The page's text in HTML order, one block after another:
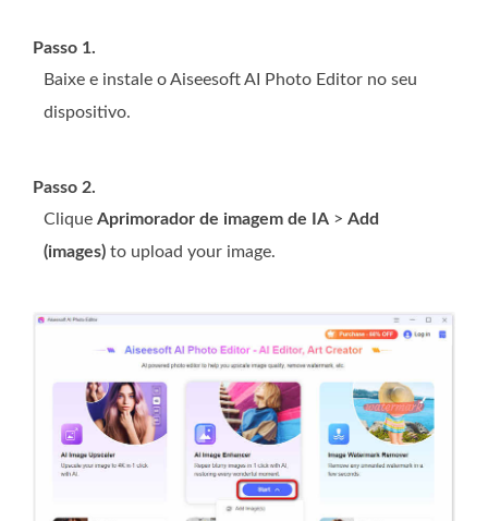
Passo 1.
Baixe e instale o Aiseesoft AI Photo Editor no seu
dispositivo.
Passo 2.
Clique Aprimorador de imagem de IA > Add
(images) to upload your image.